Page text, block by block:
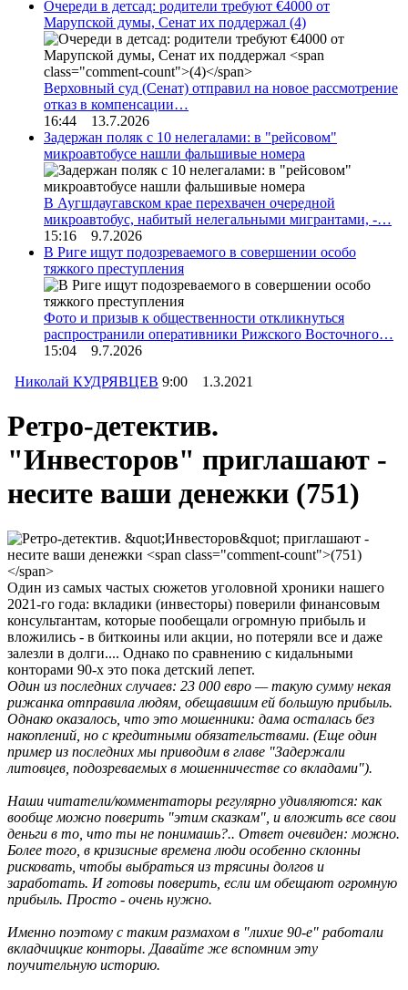
Очереди в детсад: родители требуют €4000 от
Марупской думы, Сенат их поддержал (4)
Верховный суд (Сенат) отправил на новое рассмотрение
отказ в компенсации…
16:44 13.7.2026
Задержан поляк с 10 нелегалами: в "рейсовом"
микроавтобусе нашли фальшивые номера
В Аугшдаугавском крае перехвачен очередной
микроавтобус, набитый нелегальными мигрантами, -…
15:16 9.7.2026
В Риге ищут подозреваемого в совершении особо
тяжкого преступления
Фото и призыв к общественности откликнуться
распространили оперативники Рижского Восточного…
15:04 9.7.2026
Николай КУДРЯВЦЕВ 9:00 1.3.2021
Ретро-детектив.
"Инвесторов" приглашают -
несите ваши денежки (751)
Один из самых частых сюжетов уголовной хроники нашего
2021-го года: вкладики (инвесторы) поверили финансовым
консультантам, которые пообещали огромную прибыль и
вложились - в биткоины или акции, но потеряли все и даже
залезли в долги.... Однако по сравнению с кидальными
конторами 90-х это пока детский лепет.
Один из последних случаев: 23 000 евро — такую сумму некая
рижанка отправила людям, обещавшим ей большую прибыль.
Однако оказалось, что это мошенники: дама осталась без
накоплений, но с кредитными обязательствами. (Еще один
пример из последних мы приводим в главе "Задержали
литовцев, подозреваемых в мошенничестве со вкладами").
Наши читатели/комментаторы регулярно удивляются: как
вообще можно поверить "этим сказкам", и вложить все свои
деньги в то, что ты не понимашь?.. Ответ очевиден: можно.
Более того, в кризисные времена люди особенно склонны
рисковать, чтобы выбраться из трясины долгов и
заработать. И готовы поверить, если им обещают огромную
прибыль. Просто - очень нужно.
Именно поэтому с таким размахом в "лихие 90-е" работали
вкладчицкие конторы. Давайте же вспомним эту
поучительную историю.